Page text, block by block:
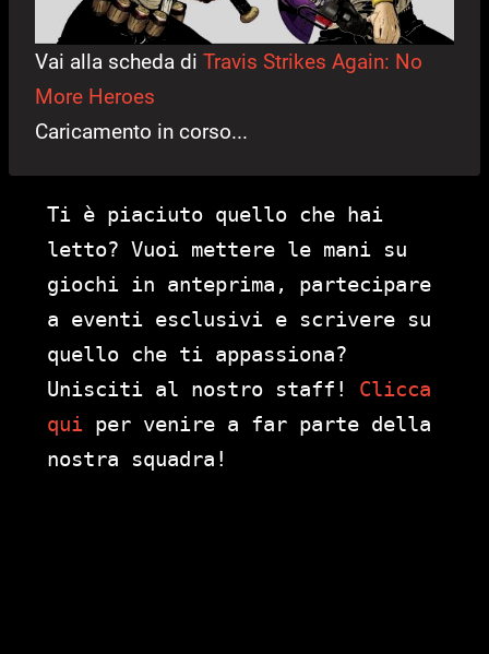
Vai alla scheda di Travis Strikes Again: No
More Heroes
Caricamento in corso...
Ti è piaciuto quello che hai
letto? Vuoi mettere le mani su
giochi in anteprima, partecipare
a eventi esclusivi e scrivere su
quello che ti appassiona?
Unisciti al nostro staff! Clicca
qui per venire a far parte della
nostra squadra!